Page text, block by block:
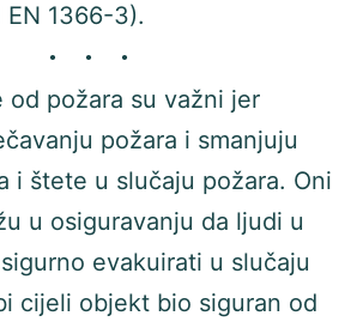
EN 1366-3).
od požara su važni jer
požara i smanjuju
i štete u slučaju požara. Oni
u osiguravanju da ljudi u
evakuirati u slučaju
cijeli objekt bio siguran od